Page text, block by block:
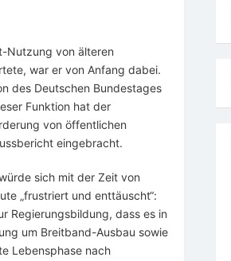
Nutzung von älteren
war er von Anfang dabei.
des Deutschen Bundestages
Funktion hat der
von öffentlichen
eingebracht.
sich mit der Zeit von
„frustriert und enttäuscht“:
Regierungsbildung, dass es in
um Breitband-Ausbau sowie
Lebensphase nach